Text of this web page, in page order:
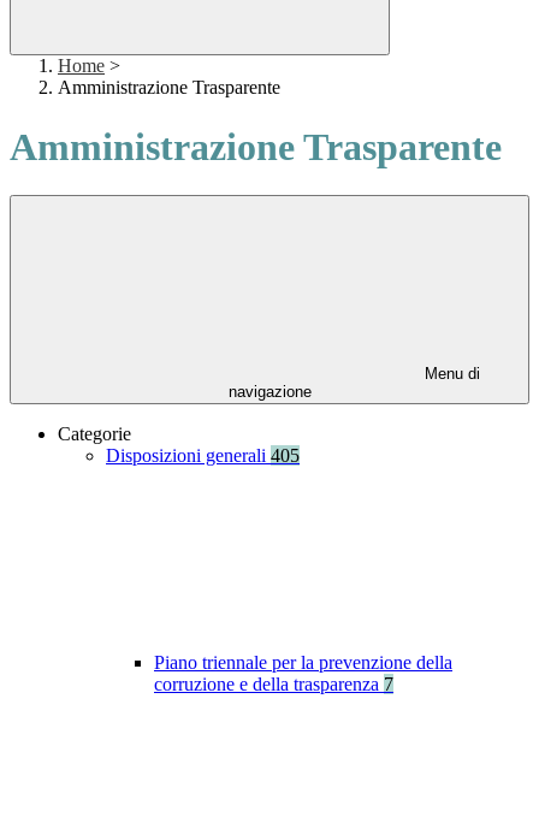
Home >
Amministrazione Trasparente
Amministrazione Trasparente
Menu di
navigazione
Categorie
Disposizioni generali 405
Piano triennale per la prevenzione della
corruzione e della trasparenza 7